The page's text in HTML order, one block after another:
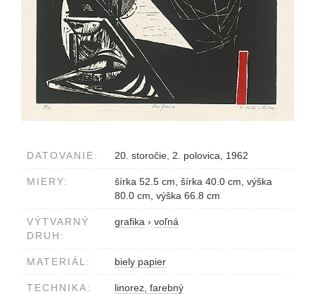
DATOVANIE: 20. storočie, 2. polovica, 1962
MIERY:
šírka 52.5 cm, šírka 40.0 cm, výška
80.0 cm, výška 66.8 cm
VÝTVARNÝ
DRUH:
grafika › voľná
MATERIÁL: biely papier
TECHNIKA: linorez, farebný